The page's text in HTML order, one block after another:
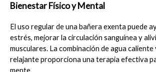
Bienestar Físico y Mental
El uso regular de una bañera exenta puede
estrés, mejorar la circulación sanguínea y
musculares. La combinación de agua caliente
relajante proporciona una terapia efectiva
mente.